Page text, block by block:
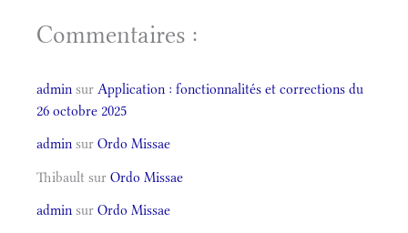
Commentaires :
admin sur Application : fonctionnalités et corrections du
26 octobre 2025
admin sur Ordo Missae
Thibault sur Ordo Missae
admin sur Ordo Missae